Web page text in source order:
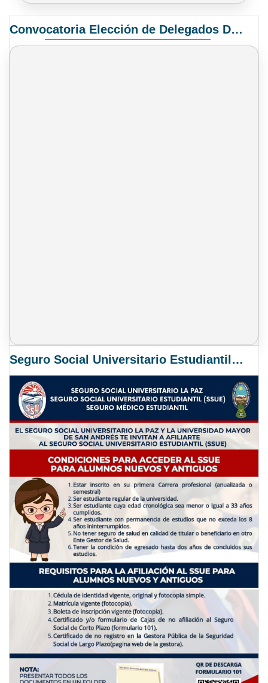
Convocatoria Elección de Delegados Docentes para el XIV Congreso Nacional de Universidades
Seguro Social Universitario Estudiantil SSUE